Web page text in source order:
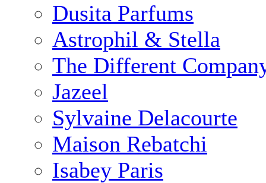
Dusita Parfums
Astrophil & Stella
The Different
Jazeel
Sylvaine Delacourte
Maison Rebatchi
Isabey Paris